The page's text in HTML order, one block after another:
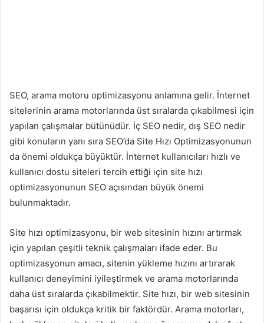
SEO, arama motoru optimizasyonu anlamına gelir. İnternet
sitelerinin arama motorlarında üst sıralarda çıkabilmesi için
yapılan çalışmalar bütünüdür. İç SEO nedir, dış SEO nedir
gibi konuların yanı sıra SEO’da Site Hızı Optimizasyonunun
da önemi oldukça büyüktür. İnternet kullanıcıları hızlı ve
kullanıcı dostu siteleri tercih ettiği için site hızı
optimizasyonunun SEO açısından büyük önemi
bulunmaktadır.
Site hızı optimizasyonu, bir web sitesinin hızını artırmak
için yapılan çeşitli teknik çalışmaları ifade eder. Bu
optimizasyonun amacı, sitenin yükleme hızını artırarak
kullanıcı deneyimini iyileştirmek ve arama motorlarında
daha üst sıralarda çıkabilmektir. Site hızı, bir web sitesinin
başarısı için oldukça kritik bir faktördür. Arama motorları,